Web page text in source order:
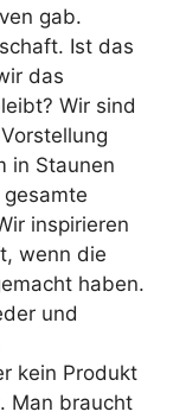
gab.
Ist das
das
Wir sind
in Staunen
inspirieren
wenn die
haben.
und
kein Produkt
Man braucht